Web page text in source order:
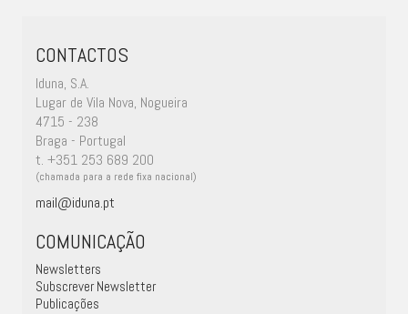
CONTACTOS
Iduna, S.A.
Lugar de Vila Nova, Nogueira
4715 - 238
Braga - Portugal
t. +351 253 689 200
(chamada para a rede fixa nacional)
mail@iduna.pt
COMUNICAÇÃO
Newsletters
Subscrever Newsletter
Publicações